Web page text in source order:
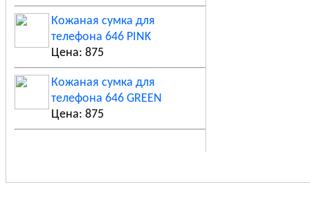
Кожаная сумка для
телефона 646 PINK
Цена: 875
Кожаная сумка для
телефона 646 GREEN
Цена: 875